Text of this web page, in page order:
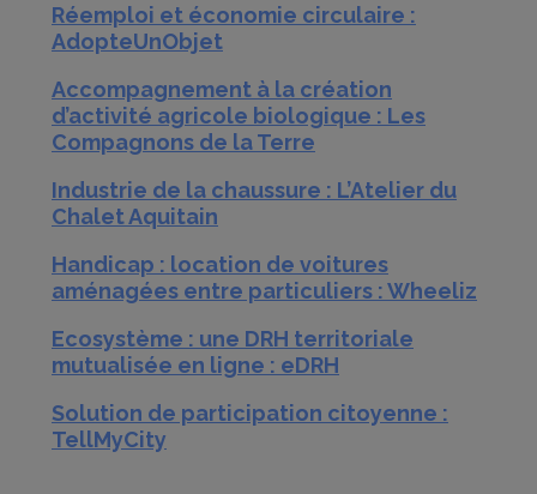
Réemploi et économie circulaire :
AdopteUnObjet
Accompagnement à la création
d’activité agricole biologique : Les
Compagnons de la Terre
Industrie de la chaussure : L’Atelier du
Chalet Aquitain
Handicap : location de voitures
aménagées entre particuliers : Wheeliz
Ecosystème : une DRH territoriale
mutualisée en ligne : eDRH
Solution de participation citoyenne :
TellMyCity